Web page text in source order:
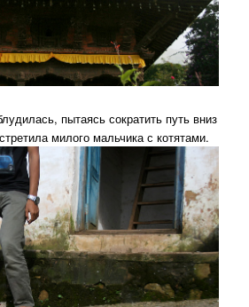
пытаясь сократить путь вниз
милого мальчика с котятами.